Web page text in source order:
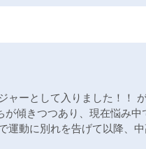
ーとして入りました！！
傾きつつあり、現在悩み中
動に別れを告げて以降、中